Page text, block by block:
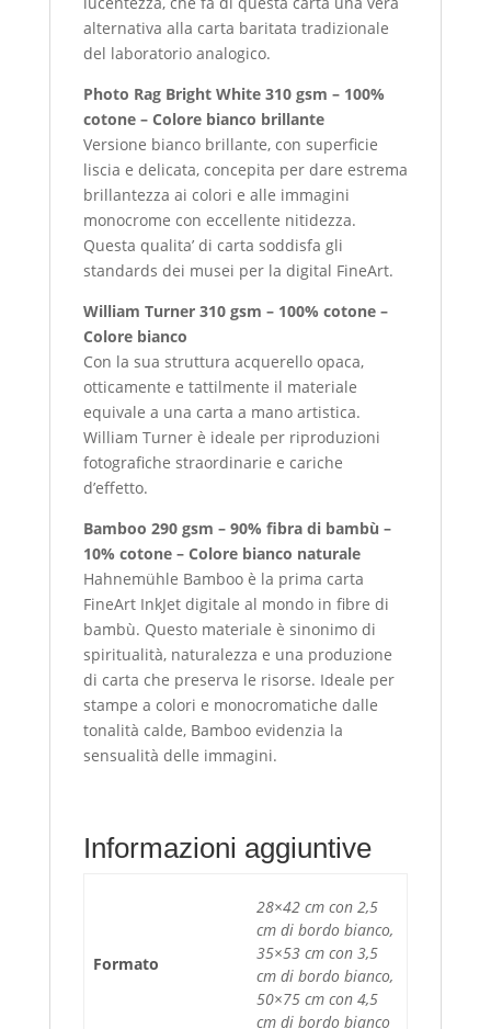
alternativa alla carta baritata tradizionale
del laboratorio analogico.
Photo Rag Bright White 310 gsm – 100%
cotone – Colore bianco brillante
Versione bianco brillante, con superficie
liscia e delicata, concepita per dare estrema
brillantezza ai colori e alle immagini
monocrome con eccellente nitidezza.
Questa qualita’ di carta soddisfa gli
standards dei musei per la digital FineArt.
William Turner 310 gsm – 100% cotone –
Colore bianco
Con la sua struttura acquerello opaca,
otticamente e tattilmente il materiale
equivale a una carta a mano artistica.
William Turner è ideale per riproduzioni
fotografiche straordinarie e cariche
d’effetto.
Bamboo 290 gsm – 90% fibra di bambù –
10% cotone – Colore bianco naturale
Hahnemühle Bamboo è la prima carta
FineArt InkJet digitale al mondo in fibre di
bambù. Questo materiale è sinonimo di
spiritualità, naturalezza e una produzione
di carta che preserva le risorse. Ideale per
stampe a colori e monocromatiche dalle
tonalità calde, Bamboo evidenzia la
sensualità delle immagini.
Informazioni aggiuntive
Formato
28×42 cm con 2,5
cm di bordo bianco,
35×53 cm con 3,5
cm di bordo bianco,
50×75 cm con 4,5
cm di bordo bianco